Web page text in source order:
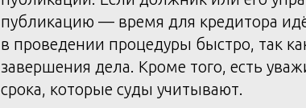
публикацию — время для кредитора
в проведении процедуры быстро, так
завершения дела. Кроме того, есть
срока, которые суды учитывают.